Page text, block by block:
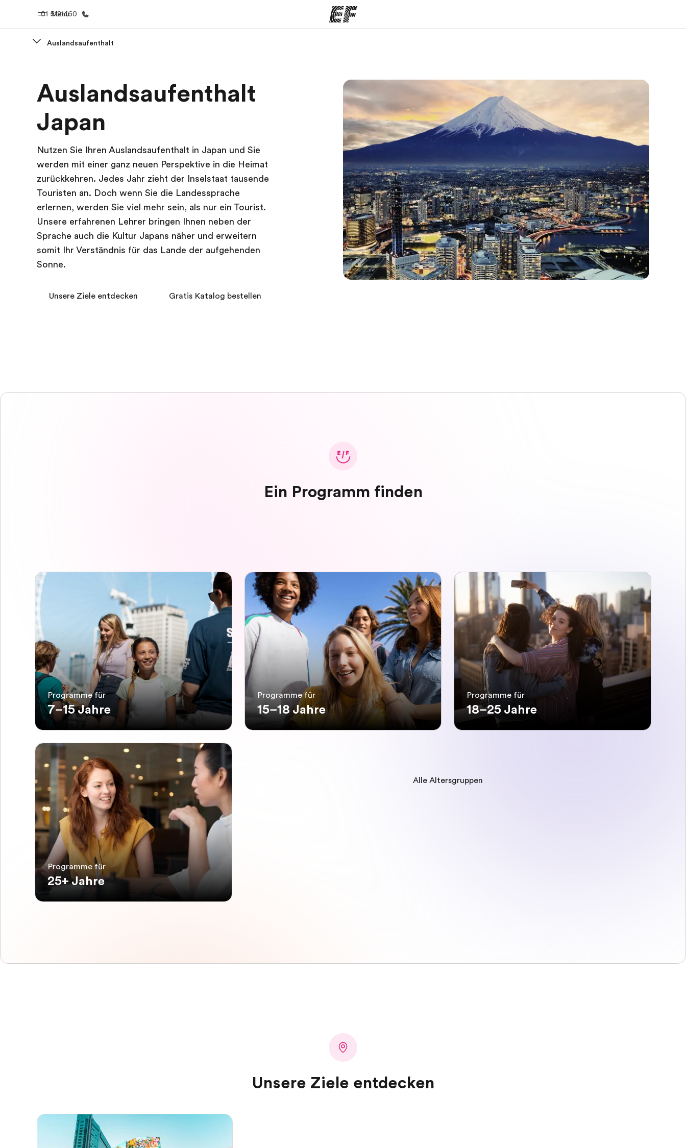
Menü
01 5121460
Willkommen bei EF Alle Programme ansehen Büros in der Nähe
Auslandsaufenthalt
Auslandsaufenthalt
Japan
Nutzen Sie Ihren Auslandsaufenthalt in Japan und Sie
werden mit einer ganz neuen Perspektive in die Heimat
zurückkehren. Jedes Jahr zieht der Inselstaat tausende
Touristen an. Doch wenn Sie die Landessprache
erlernen, werden Sie viel mehr sein, als nur ein Tourist.
Unsere erfahrenen Lehrer bringen Ihnen neben der
Sprache auch die Kultur Japans näher und erweitern
somit Ihr Verständnis für das Lande der aufgehenden
Sonne.
Unsere Ziele entdecken Gratis Katalog bestellen
Ein Programm finden
Programme für
7–15 Jahre
Programme für
15–18 Jahre
Programme für
18–25 Jahre
Programme für
25+ Jahre
Alle Altersgruppen
Unsere Ziele entdecken